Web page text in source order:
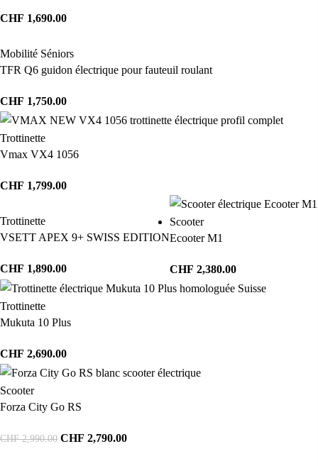
CHF 1,690.00
Mobilité Séniors
TFR Q6 guidon électrique pour fauteuil roulant
CHF 1,750.00
Trottinette
Vmax VX4 1056
CHF 1,799.00
Trottinette
VSETT APEX 9+ SWISS EDITION
CHF 1,890.00
Scooter
Ecooter M1
CHF 2,380.00
Trottinette
Mukuta 10 Plus
CHF 2,690.00
Scooter
Forza City Go RS
CHF2,990.00 CHF 2,790.00